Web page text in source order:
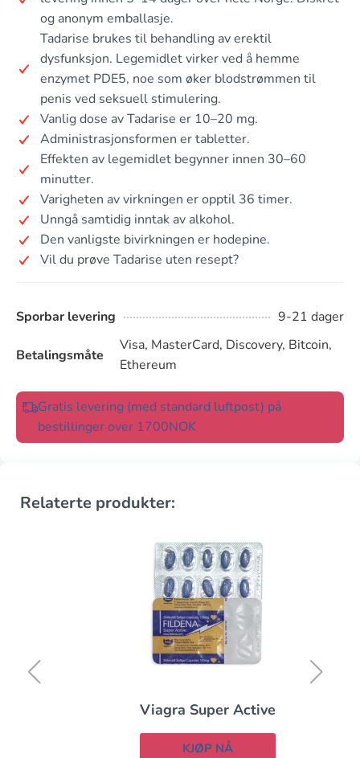
og anonym emballasje.
Tadarise brukes til behandling av erektil
dysfunksjon. Legemidlet virker ved å hemme
enzymet PDE5, noe som øker blodstrømmen til
penis ved seksuell stimulering.
Vanlig dose av Tadarise er 10–20 mg.
Administrasjonsformen er tabletter.
Effekten av legemidlet begynner innen 30–60
minutter.
Varigheten av virkningen er opptil 36 timer.
Unngå samtidig inntak av alkohol.
Den vanligste bivirkningen er hodepine.
Vil du prøve Tadarise uten resept?
Sporbar levering 9-21 dager
Betalingsmåte
Visa, MasterCard, Discovery, Bitcoin,
Ethereum
Gratis levering (med standard luftpost) på
bestillinger over 1700NOK
Relaterte produkter:
Viagra Super Active
KJØP NÅ